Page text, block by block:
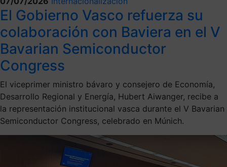
El Gobierno Vasco refuerza su
colaboración con Baviera en el V
Bavarian Semiconductor
Congress
El viceprimer ministro bávaro y consejero de Economía,
Desarrollo Regional y Energía, Hubert Aiwanger, recibe a
la representación institucional vasca durante el V Bavarian
Semiconductor Congress, celebrado en Múnich.